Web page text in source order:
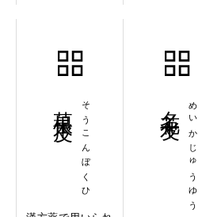
そうこんぼくひ めいかじゅうゆう